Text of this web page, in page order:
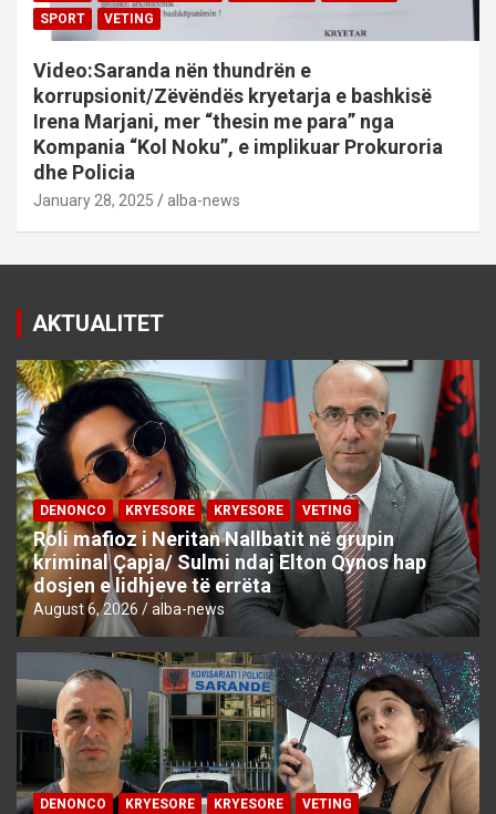
SPORT
VETING
Video:Saranda nën thundrën e
korrupsionit/Zëvëndës kryetarja e bashkisë
Irena Marjani, mer “thesin me para” nga
Kompania “Kol Noku”, e implikuar Prokuroria
dhe Policia
January 28, 2025 alba-news
AKTUALITET
DENONCO KRYESORE KRYESORE VETING
Roli mafioz i Neritan Nallbatit në grupin
kriminal Çapja/ Sulmi ndaj Elton Qynos hap
dosjen e lidhjeve të errëta
August 6, 2026 alba-news
DENONCO KRYESORE KRYESORE VETING